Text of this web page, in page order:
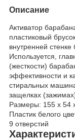
Описание
Активатор
пластиковый
внутренней
Используется,
(жесткости)
эффективности и
стиральных
защелках
Размеры: 155 х 54
Пластик белого
9 отверстий